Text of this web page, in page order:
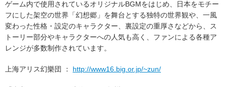
ゲーム内で使用されているオリジナルBGMをはじめ、日本をモチー
フにした架空の世界「幻想郷」を舞台とする独特の世界観や、一風
変わった性格・設定のキャラクター、裏設定の重厚さなどから、ス
トーリー部分やキャラクターへの人気も高く、ファンによる各種ア
レンジが多数制作されています。
上海アリス幻樂団 ： http://www16.big.or.jp/~zun/